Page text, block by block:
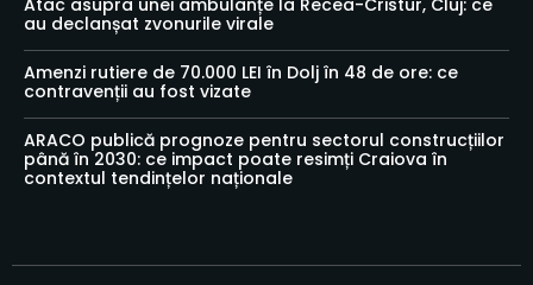
au declanșat zvonurile virale
Amenzi rutiere de 70.000 LEI în Dolj în 48 de ore: ce
contravenții au fost vizate
ARACO publică prognoze pentru sectorul construcțiilor
până în 2030: ce impact poate resimți Craiova în
contextul tendințelor naționale